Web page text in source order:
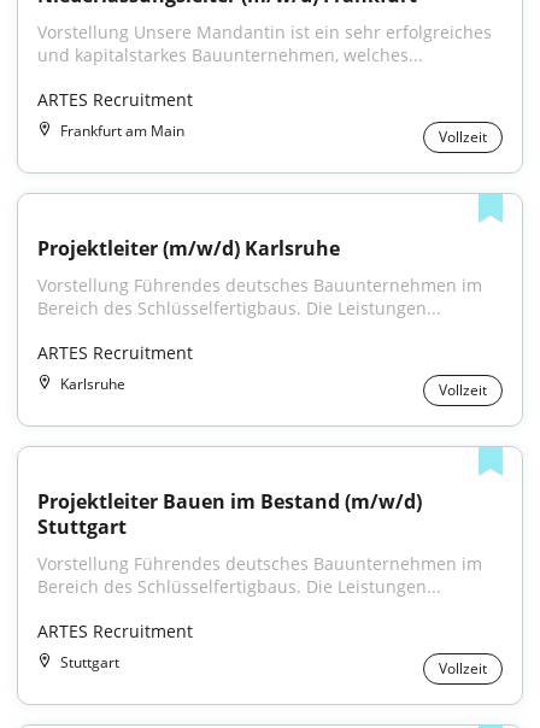
Vorstellung Unsere Mandantin ist ein sehr erfolgreiches
und kapitalstarkes Bauunternehmen, welches...
ARTES Recruitment
Frankfurt am Main Vollzeit
Projektleiter (m/w/d) Karlsruhe
Vorstellung Führendes deutsches Bauunternehmen im
Bereich des Schlüsselfertigbaus. Die Leistungen...
ARTES Recruitment
Karlsruhe Vollzeit
Projektleiter Bauen im Bestand (m/w/d)
Stuttgart
Vorstellung Führendes deutsches Bauunternehmen im
Bereich des Schlüsselfertigbaus. Die Leistungen...
ARTES Recruitment
Stuttgart Vollzeit